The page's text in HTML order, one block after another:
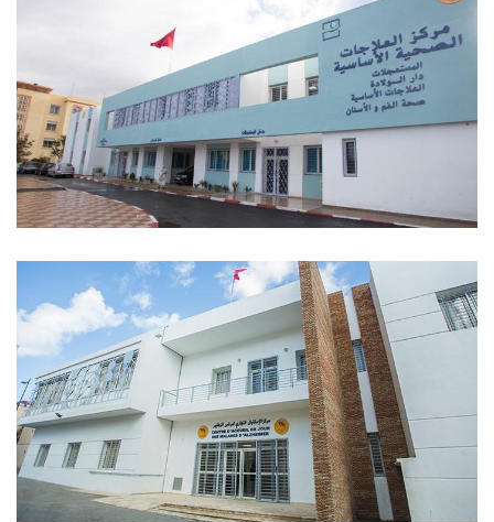
مركز التقويم وإعادة التأهيل عين
الشق - الدار البيضاء
مركز الرعاية الصحية الأساسية
بوقنادل